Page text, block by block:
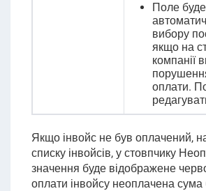
Поле
вибору
якщо на
компанії
оплати.
Якщо інвойс не був оплачений, на
списку інвойсів, у стовпчику
значення буде відображене
оплати інвойсу неоплачена сума